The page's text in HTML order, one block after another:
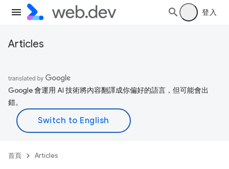
登入
Articles
Google 會運用 AI 技術將內容翻譯成你偏好的語言，但可能會出
錯。
首頁 Articles